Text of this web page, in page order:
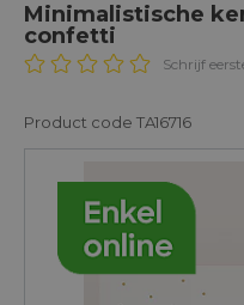
Minimalistische
confetti
Schrijf
Product code TA16716